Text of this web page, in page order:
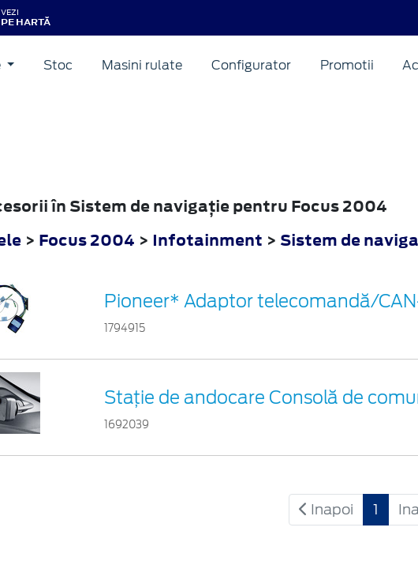
VEZI
PE HARTĂ
Stoc Masini rulate Configurator Promotii
în Sistem de navigaţie pentru Focus 2004
> Focus 2004 > Infotainment > Sistem de
Pioneer* Adaptor telecomandă/
1794915
Staţie de andocare Consolă de
1692039
Inapoi 1